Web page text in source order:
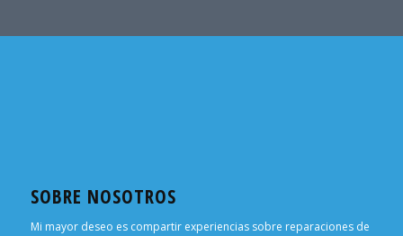
SOBRE NOSOTROS
Mi mayor deseo es compartir experiencias sobre reparaciones de